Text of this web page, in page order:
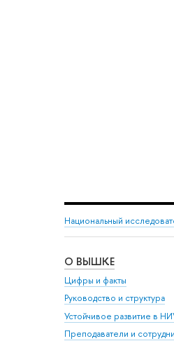
Национальный
О ВЫШКЕ
Цифры и факты
Руководство и структура
Устойчивое развитие в
Преподаватели и